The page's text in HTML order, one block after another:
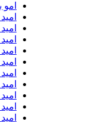
امو باند
امید آمری
امید آمری
امید آمری
امید ترابی
امید تقی پور
امید جهان
امید حسنی
امید
امید طبایی
امید عامری